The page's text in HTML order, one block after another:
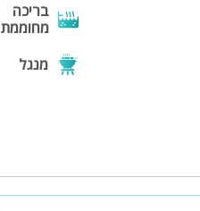
בריכה
מחוממת
מנגל